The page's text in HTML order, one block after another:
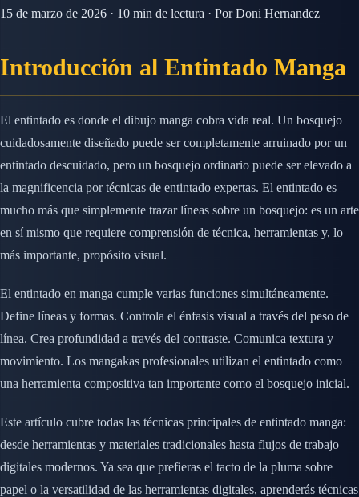
15 de marzo de 2026 · 10 min de lectura · Por Doni Hernandez
Introducción al Entintado Manga
El entintado es donde el dibujo manga cobra vida real. Un bosquejo
cuidadosamente diseñado puede ser completamente arruinado por un
entintado descuidado, pero un bosquejo ordinario puede ser elevado a
la magnificencia por técnicas de entintado expertas. El entintado es
mucho más que simplemente trazar líneas sobre un bosquejo: es un arte
en sí mismo que requiere comprensión de técnica, herramientas y, lo
más importante, propósito visual.
El entintado en manga cumple varias funciones simultáneamente.
Define líneas y formas. Controla el énfasis visual a través del peso de
línea. Crea profundidad a través del contraste. Comunica textura y
movimiento. Los mangakas profesionales utilizan el entintado como
una herramienta compositiva tan importante como el bosquejo inicial.
Este artículo cubre todas las técnicas principales de entintado manga:
desde herramientas y materiales tradicionales hasta flujos de trabajo
digitales modernos. Ya sea que prefieras el tacto de la pluma sobre
papel o la versatilidad de las herramientas digitales, aprenderás técnicas